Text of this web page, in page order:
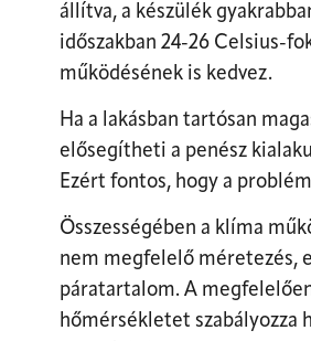
állítva, a készülék
időszakban 24-26 Celsius-
működésének is kedvez.
Ha a lakásban tartósan
elősegítheti a penész
Ezért fontos, hogy a
Összességében a klíma
nem megfelelő méretezés,
páratartalom. A
hőmérsékletet szabályozza